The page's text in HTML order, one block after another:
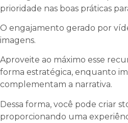
prioridade nas boas práticas
O engajamento gerado por
imagens.
Aproveite ao máximo esse
forma estratégica, enquanto
complementam a narrativa.
Dessa forma, você pode criar
proporcionando uma